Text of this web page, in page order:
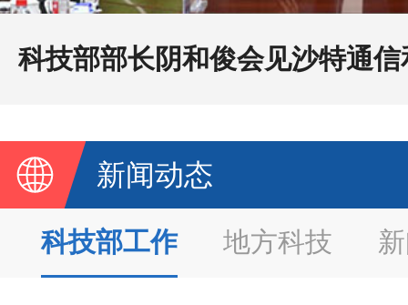
新闻动态
科技部工作 地方科技